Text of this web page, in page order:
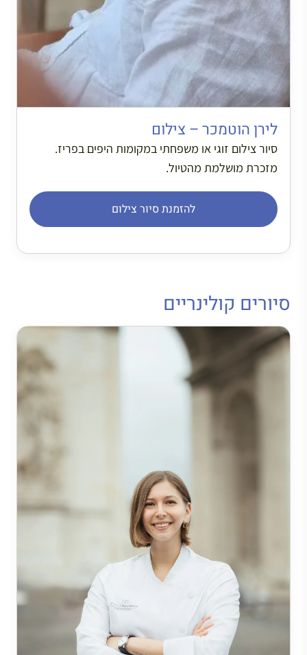
לירן הוטמכר – צילום
סיור צילום זוגי או משפחתי במקומות היפים בפריז.
מזכרת מושלמת מהטיול.
להזמנת סיור צילום
סיורים קולינריים